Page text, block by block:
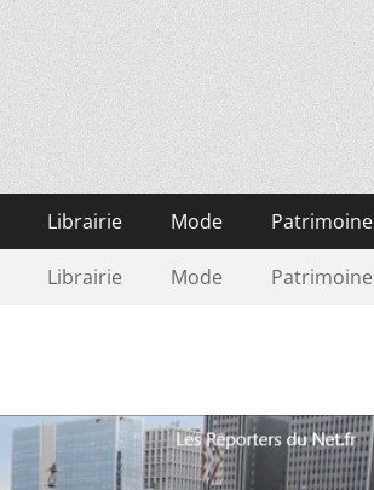
Librairie Mode Patrimoine
Librairie Mode Patrimoine